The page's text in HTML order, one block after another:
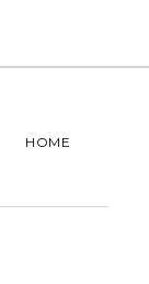
HOME